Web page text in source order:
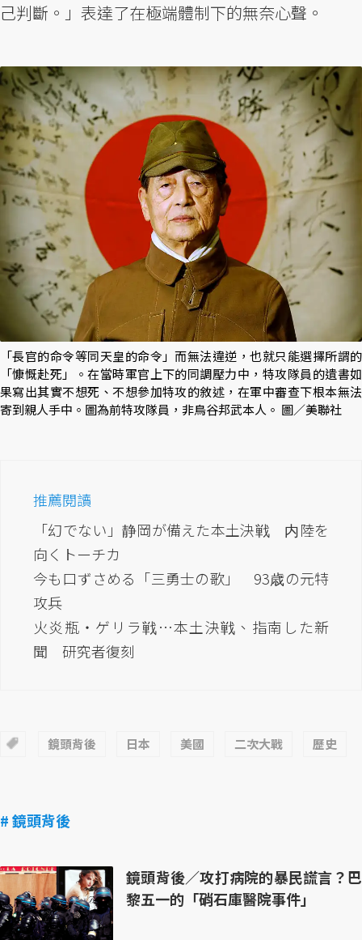
己判斷。」表達了在極端體制下的無奈心聲。
「長官的命令等同天皇的命令」而無法違逆，也就只能選擇所謂的
「慷慨赴死」。在當時軍官上下的同調壓力中，特攻隊員的遺書如
果寫出其實不想死、不想參加特攻的敘述，在軍中審查下根本無法
寄到親人手中。圖為前特攻隊員，非鳥谷邦武本人。 圖／美聯社
推薦閱讀
「幻でない」静岡が備えた本土決戦 内陸を
向くトーチカ
今も口ずさめる「三勇士の歌」 93歳の元特
攻兵
火炎瓶・ゲリラ戦…本土決戦、指南した新
聞 研究者復刻
鏡頭背後 日本 美國 二次大戰 歷史
# 鏡頭背後
鏡頭背後／攻打病院的暴民謊言？巴
黎五一的「硝石庫醫院事件」